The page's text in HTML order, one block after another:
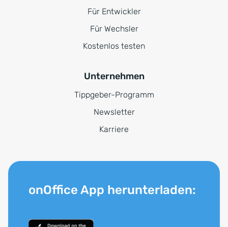
Für Entwickler
Für Wechsler
Kostenlos testen
Unternehmen
Tippgeber-Programm
Newsletter
Karriere
onOffice App herunterladen: